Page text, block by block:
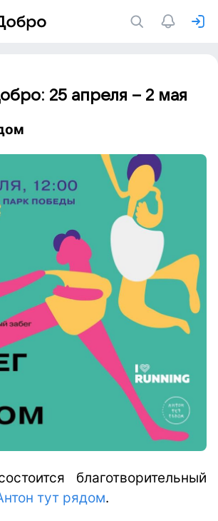
25 апреля – 2 мая
благотворительный
тут рядом.